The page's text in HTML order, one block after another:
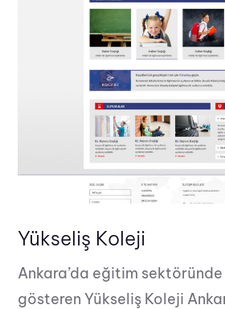
Yükseliş Koleji
Ankara’da eğitim
gösteren Yükseliş Koleji